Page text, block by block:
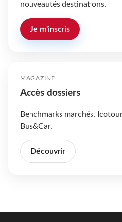
nouveautés destinations.
Je m'inscris
MAGAZINE
Accès dossiers
Benchmarks marchés,
Bus&Car.
Découvrir